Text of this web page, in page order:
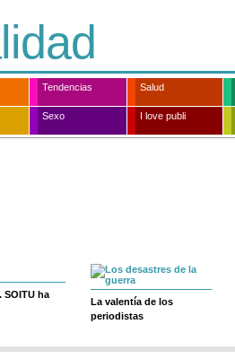
Tendencias Salud
Sexo I love publi
SOITU ha
La valentía de los
periodistas